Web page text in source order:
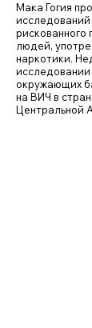
Мака Гогия
людей,
наркотики.
исследовании
окружающих
на ВИЧ в
Центральной